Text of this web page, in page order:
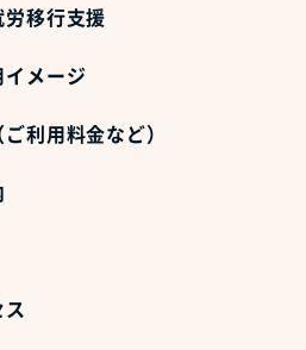
移行支援
メージ
利用料金など）